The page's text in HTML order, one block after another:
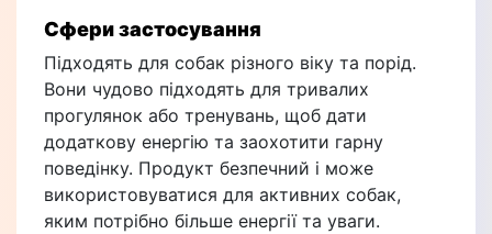
Сфери застосування
Підходять для собак різного віку та порід.
Вони чудово підходять для тривалих
прогулянок або тренувань, щоб дати
додаткову енергію та заохотити гарну
поведінку. Продукт безпечний і може
використовуватися для активних собак,
яким потрібно більше енергії та уваги.